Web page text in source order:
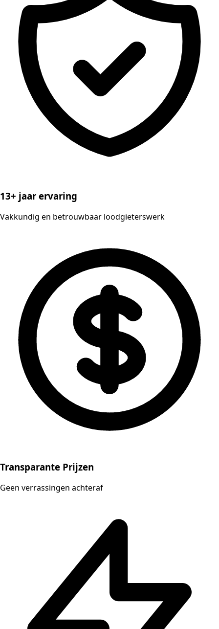
13+ jaar ervaring
Vakkundig en betrouwbaar loodgieterswerk
Transparante Prijzen
Geen verrassingen achteraf